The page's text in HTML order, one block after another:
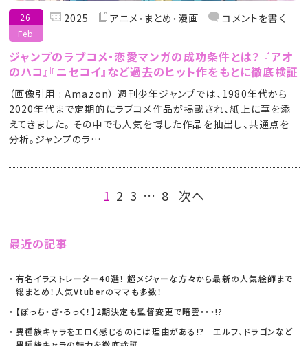
26
Feb
2025 アニメ まとめ 漫画 コメントを書く
ジャンプのラブコメ・恋愛マンガの成功条件とは？ 『アオ
のハコ』『ニセコイ』など過去のヒット作をもとに徹底検証
（画像引用 : Amazon） 週刊少年ジャンプでは、1980年代から
2020年代まで定期的にラブコメ作品が掲載され、紙上に華を添
えてきました。 その中でも人気を博した作品を抽出し、共通点を
分析。ジャンプのラ…
1 2 3 … 8 次へ
最近の記事
有名イラストレーター40選！ 超メジャーな方々から最新の人気絵師まで
総まとめ！人気Vtuberのママも多数！
【ぼっち・ざ・ろっく！】2期決定も監督変更で暗雲・・・!?
異種族キャラをエロく感じるのには理由がある!? エルフ、ドラゴンなど